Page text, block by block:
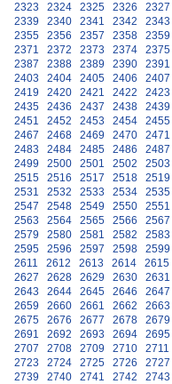
2323
2324 2325 2326 2327
2339
2340 2341 2342 2343
2355
2356 2357 2358 2359
2371
2372 2373 2374 2375
2387
2388 2389 2390 2391
2403
2404 2405 2406 2407
2419
2420 2421 2422 2423
2435
2436 2437 2438 2439
2451
2452 2453 2454 2455
2467
2468 2469 2470 2471
2483
2484 2485 2486 2487
2499
2500 2501 2502 2503
2515
2516 2517 2518 2519
2531
2532 2533 2534 2535
2547
2548 2549 2550 2551
2563
2564 2565 2566 2567
2579
2580 2581 2582 2583
2595
2596 2597 2598 2599
2611
2612 2613 2614 2615
2627
2628 2629 2630 2631
2643
2644 2645 2646 2647
2659
2660 2661 2662 2663
2675
2676 2677 2678 2679
2691
2692 2693 2694 2695
2707
2708 2709 2710 2711
2723
2724 2725 2726 2727
2739
2740 2741 2742 2743